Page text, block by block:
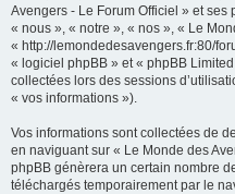
Avengers - Le Forum Officiel » et
« nous », « notre », « nos », « Le
« http://lemondedesavengers.fr:80/
« logiciel phpBB » et « phpBB
collectées lors des sessions
« vos informations »).
Vos informations sont collectées de
en naviguant sur « Le Monde des
phpBB génèrera un certain nombre
téléchargés temporairement par le